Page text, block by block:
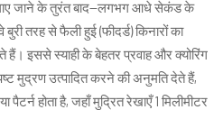
लगाए जाने के तुरंत बाद—लगभग आधे सेकंड के
तरह से फैली हुई (फीदर्ड) किनारों का
हैं। इससे स्याही के बेहतर प्रवाह और क्योरिंग
मुद्रण उत्पादित करने की अनुमति देते हैं,
होता है, जहाँ मुद्रित रेखाएँ 1 मिलीमीटर